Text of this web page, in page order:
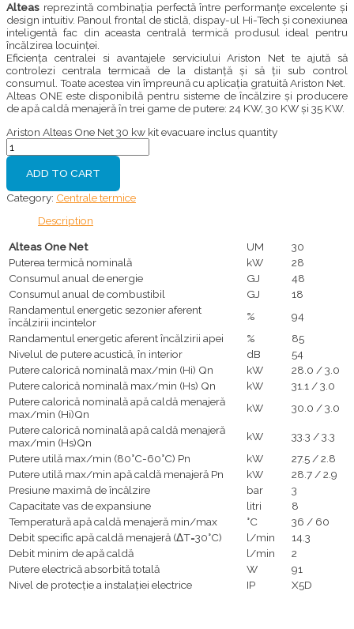
Alteas reprezintă combinația perfectă între performanțe excelente și
design intuitiv. Panoul frontal de sticlă, dispay-ul Hi-Tech și conexiunea
inteligentă fac din aceasta centrală termică produsul ideal pentru
încălzirea locuinței.
Eficiența centralei si avantajele serviciului Ariston Net te ajută să
controlezi centrala termicaă de la distanță și să ții sub control
consumul. Toate acestea vin împreună cu aplicația gratuită Ariston Net.
Alteas ONE este disponibilă pentru sisteme de încălzire și producere
de apă caldă menajeră în trei game de putere: 24 KW, 30 KW și 35 KW.
Ariston Alteas One Net 30 kw kit evacuare inclus quantity
ADD TO CART
Category: Centrale termice
Description
Alteas One Net UM
30
Puterea termică nominală
kW
28
Consumul anual de energie
GJ
48
Consumul anual de combustibil
GJ
18
Randamentul energetic sezonier aferent
încălzirii incintelor
%
94
Randamentul energetic aferent încălzirii apei
%
85
Nivelul de putere acustică, în interior
dB
54
Putere calorică nominală max/min (Hi) Qn
kW
28.0 / 3.0
Putere calorică nominală max/min (Hs) Qn
kW
31.1 / 3.0
Putere calorică nominală apă caldă menajeră
max/min (Hi)Qn
kW
30.0 / 3.0
Putere calorică nominală apă caldă menajeră
max/min (Hs)Qn
kW
33.3 / 3.3
Putere utilă max/min (80°C-60°C) Pn
kW
27.5 / 2.8
Putere utilă max/min apă caldă menajeră Pn
kW
28.7 / 2.9
Presiune maximă de încălzire
bar
3
Capacitate vas de expansiune
litri
8
Temperatură apă caldă menajeră min/max
°C
36 / 60
Debit specific apă caldă menajeră (ΔT=30°C)
l/min
14.3
Debit minim de apă caldă
l/min
2
Putere electrică absorbită totală
W
91
Nivel de protecţie a instalaţiei electrice
IP X5D